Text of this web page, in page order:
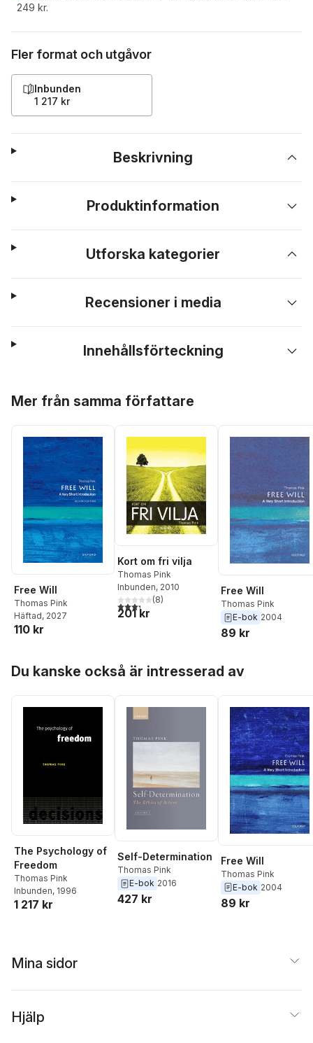
249 kr.
Fler format och utgåvor
Inbunden
1 217 kr
Beskrivning
Produktinformation
Utforska kategorier
Recensioner i media
Innehållsförteckning
Mer från samma författare
Free Will
Thomas Pink
Häftad, 2027
110 kr
Kort om fri vilja
Thomas Pink
Inbunden, 2010
3,3utav 5 stjärnor. Totalt antal röster:
(8)
201 kr
Free Will
Thomas Pink
E-bok 2004
89 kr
Du kanske också är intresserad av
The Psychology of
Freedom
Thomas Pink
Inbunden, 1996
1 217 kr
Self-Determination
Thomas Pink
E-bok 2016
427 kr
Free Will
Thomas Pink
E-bok 2004
89 kr
Mina sidor
Hjälp